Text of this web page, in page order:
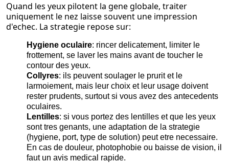
Quand les yeux pilotent la gene globale, traiter
uniquement le nez laisse souvent une impression
d'echec. La strategie repose sur:
Hygiene oculaire: rincer delicatement, limiter le
frottement, se laver les mains avant de toucher le
contour des yeux.
Collyres: ils peuvent soulager le prurit et le
larmoiement, mais leur choix et leur usage doivent
rester prudents, surtout si vous avez des antecedents
oculaires.
Lentilles: si vous portez des lentilles et que les yeux
sont tres genants, une adaptation de la strategie
(hygiene, port, type de solution) peut etre necessaire.
En cas de douleur, photophobie ou baisse de vision, il
faut un avis medical rapide.